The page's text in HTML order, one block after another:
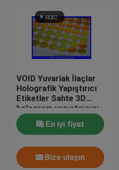
VOID Yuvarlak İlaçlar
Holografik Yapıştırıcı
Etiketler Sahte 3D
hologram yapıştırıcısı
En iyi fiyat
Bize ulaşın